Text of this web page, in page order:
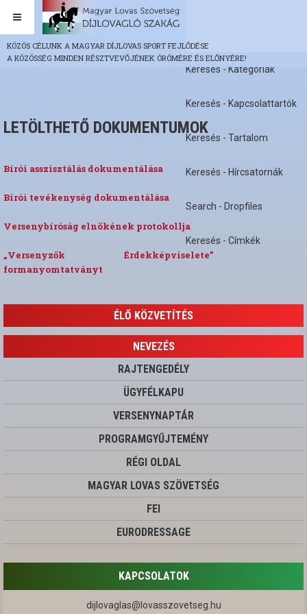
Keresés - Kategóriák
Keresés - Kapcsolattartók
Keresés - Tartalom
Keresés - Hírcsatornák
Search - Dropfiles
Keresés - Címkék
KÖZÖS CÉLUNK A MAGYAR DÍJLOVAS SPORT FEJLŐDÉSE
A KÖZÖSSÉG MINDEN RÉSZTVEVŐJÉNEK ÖRÖMÉRE ÉS ELŐNYÉRE!
LETÖLTHETŐ DOKUMENTUMOK
Bírói asszisztálás dokumentálása
Bírói tevékenység dokumentálása
Versenybíróság elnökének protokollja
„Versenyzők Érdekképviselete”
formanyomtatványt
ÉLŐ KÖZVETÍTÉS
NEVEZÉS
RAJTENGEDÉLY
ÜGYFÉLKAPU
VERSENYNAPTÁR
PROGRAMGYŰJTEMÉNY
RÉGI OLDAL
MAGYAR LOVAS SZÖVETSÉG
FEI
EURODRESSAGE
KAPCSOLATOK
dijlovaglas@lovasszovetseg.hu